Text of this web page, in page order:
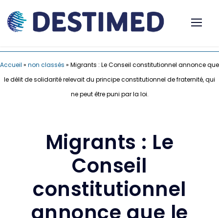
Accueil » non classés » Migrants : Le Conseil constitutionnel annonce que
le délit de solidarité relevait du principe constitutionnel de fraternité, qui
ne peut être puni par la loi.
Migrants : Le
Conseil
constitutionnel
annonce que le